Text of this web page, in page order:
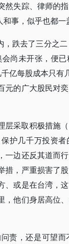
失踪、律师的
事，似乎也都一
跌去了三分之
尚未开张，便
亿每股成本只有
的广大股民对
采取积极措施
护几千万投资
边还反其道而
，严重损害了
或是在台湾，
他们身居高位
责，还是可望